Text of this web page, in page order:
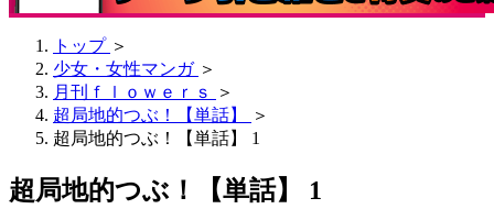
トップ ＞
少女・女性マンガ ＞
月刊ｆｌｏｗｅｒｓ
＞
超局地的つぶ！【単話】
＞
超局地的つぶ！【単話】 1
超局地的つぶ！【単話】 1